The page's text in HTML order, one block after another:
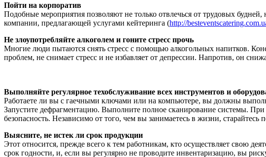
Пойти на корпоратив
Подобные мероприятия позволяют не только отвлечься от трудовых
компании, предлагающей услугами кейтеринга (http://
Не злоупотребляйте алкоголем и гоните стресс прочь
Многие люди пытаются снять стресс с помощью алкогольных напитков.
проблем, не снимает стресс и не избавляет от депрессии. Напротив, он
Выполняйте регулярное техобслуживание всех инструментов и
Работаете ли вы с гаечными ключами или на компьютере, вы должны
Запустите дефрагментацию. Выполните полное сканирование системы. При
безопасность. Независимо от того, чем вы занимаетесь в жизни, старайтесь
Выясните, не истек ли срок продукции
Этот относится, прежде всего к тем работникам, кто осуществляет свою
срок годности, и, если вы регулярно не проводите инвентаризацию, вы